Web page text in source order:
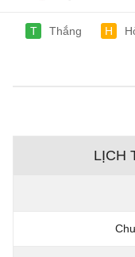
T Thắng H
LỊCH